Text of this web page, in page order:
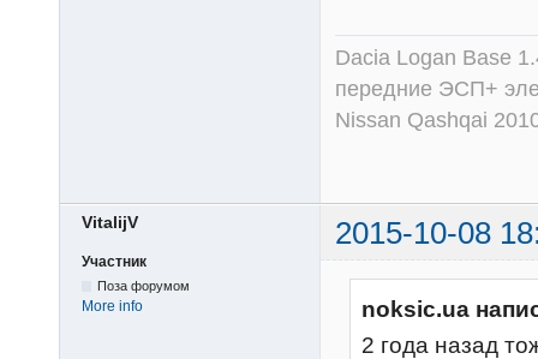
Dacia Logan Base
передние ЭСП+
Nissan Qashqai
VitalijV 2015-10-08
Участник
Поза форумом
More info
noksic.ua
2 года назад